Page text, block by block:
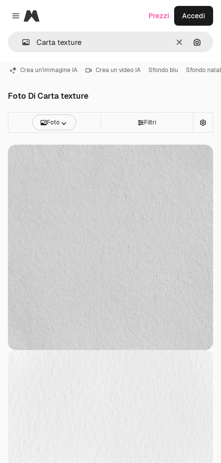
Close menu
Magnific
CancellaCerca
Prezzi Accedi
Crea un'immagine IA Crea un video IA Sfondo blu Sfondo
Foto Di Carta texture
Foto Filtri